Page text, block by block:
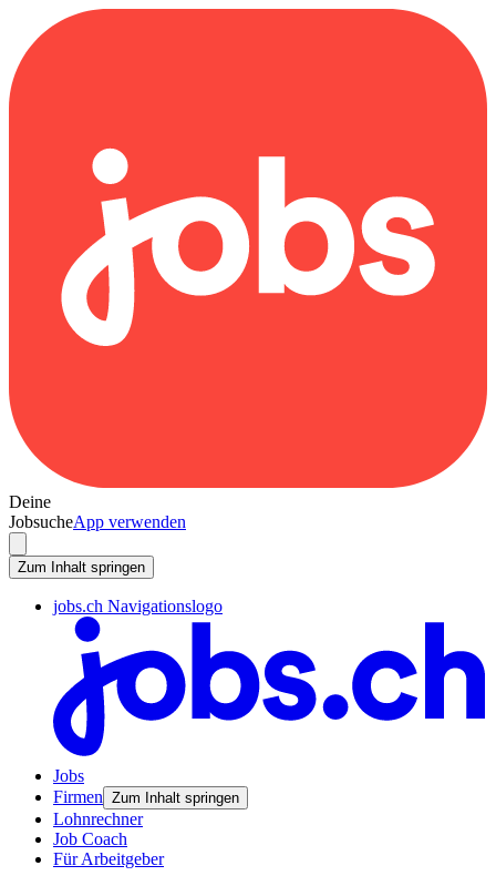
Deine
JobsucheApp verwenden
Zum Inhalt springen
jobs.ch Navigationslogo
Jobs
Firmen Zum Inhalt springen
Lohnrechner
Job Coach
Für Arbeitgeber